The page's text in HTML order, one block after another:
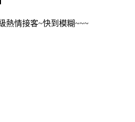
熱情接客~快到模糊~~~